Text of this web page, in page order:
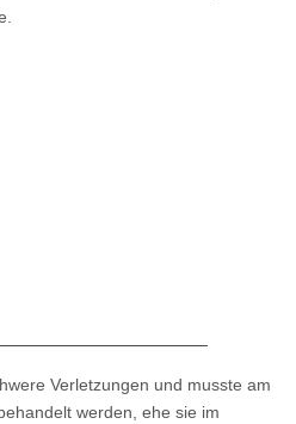
Verletzungen und musste am
werden, ehe sie im